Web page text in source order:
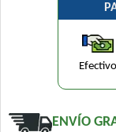
Efectivo
ENVÍO